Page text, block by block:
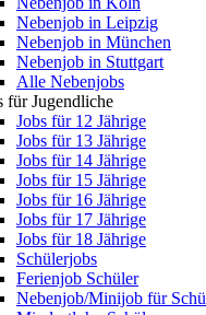
Nebenjob in Leipzig
Nebenjob in München
Nebenjob in Stuttgart
Alle Nebenjobs
für Jugendliche
Jobs für 12 Jährige
Jobs für 13 Jährige
Jobs für 14 Jährige
Jobs für 15 Jährige
Jobs für 16 Jährige
Jobs für 17 Jährige
Jobs für 18 Jährige
Schülerjobs
Ferienjob Schüler
Nebenjob/Minijob für